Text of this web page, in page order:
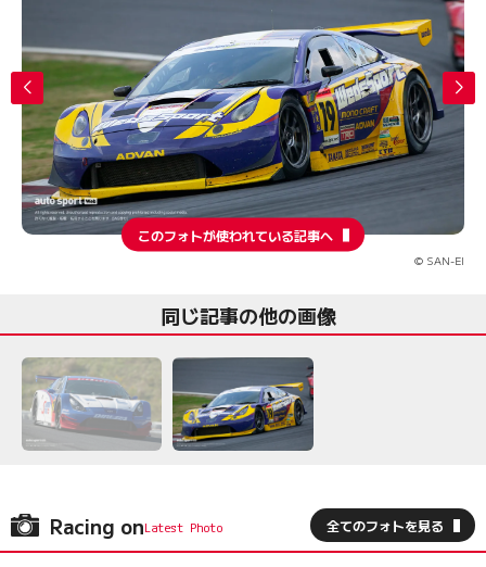
このフォトが使われている記事へ
© SAN-EI
同じ記事の他の画像
Racing on 全てのフォトを見る